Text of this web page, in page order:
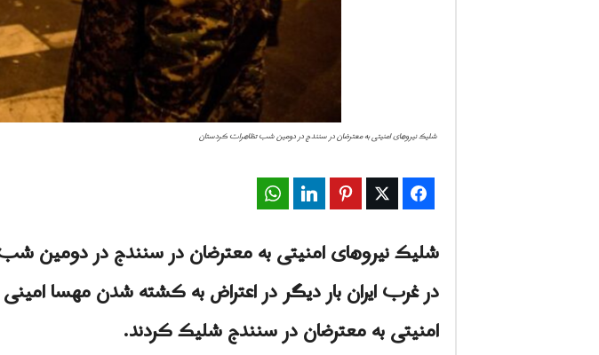
شلیک نیروهای امنیتی به معترضان در سنندج در دومین شب تظاهرات کردستان
Facebook
Twitter
Pinterest
LinkedIn
شلیک نیروهای امنیتی به معترضان در سنندج در دومین
در غرب ایران بار دیگر در اعتراض به کشته شدن مهسا
امنیتی به معترضان در سنندج شلیک کردند.